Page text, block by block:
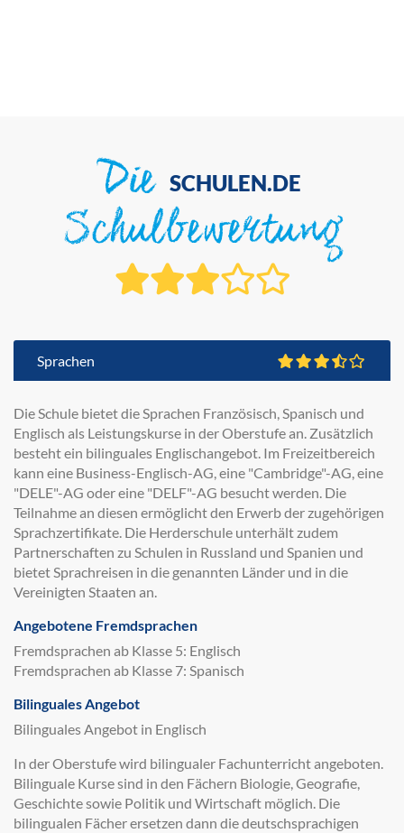
Die SCHULEN.DE
Schulbewertung
Sprachen
Die Schule bietet die Sprachen Französisch, Spanisch und
Englisch als Leistungskurse in der Oberstufe an. Zusätzlich
besteht ein bilinguales Englischangebot. Im Freizeitbereich
kann eine Business-Englisch-AG, eine "Cambridge"-AG, eine
"DELE"-AG oder eine "DELF"-AG besucht werden. Die
Teilnahme an diesen ermöglicht den Erwerb der zugehörigen
Sprachzertifikate. Die Herderschule unterhält zudem
Partnerschaften zu Schulen in Russland und Spanien und
bietet Sprachreisen in die genannten Länder und in die
Vereinigten Staaten an.
Angebotene Fremdsprachen
Fremdsprachen ab Klasse 5: Englisch
Fremdsprachen ab Klasse 7: Spanisch
Bilinguales Angebot
Bilinguales Angebot in Englisch
In der Oberstufe wird bilingualer Fachunterricht angeboten.
Bilinguale Kurse sind in den Fächern Biologie, Geografie,
Geschichte sowie Politik und Wirtschaft möglich. Die
bilingualen Fächer ersetzen dann die deutschsprachigen